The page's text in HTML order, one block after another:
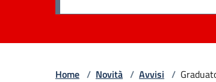
Home / Novità / Avvisi /